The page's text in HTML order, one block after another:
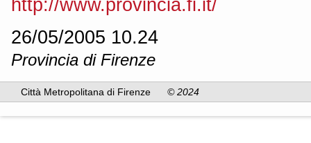
26/05/2005 10.24
Provincia di Firenze
Città Metropolitana di Firenze © 2024